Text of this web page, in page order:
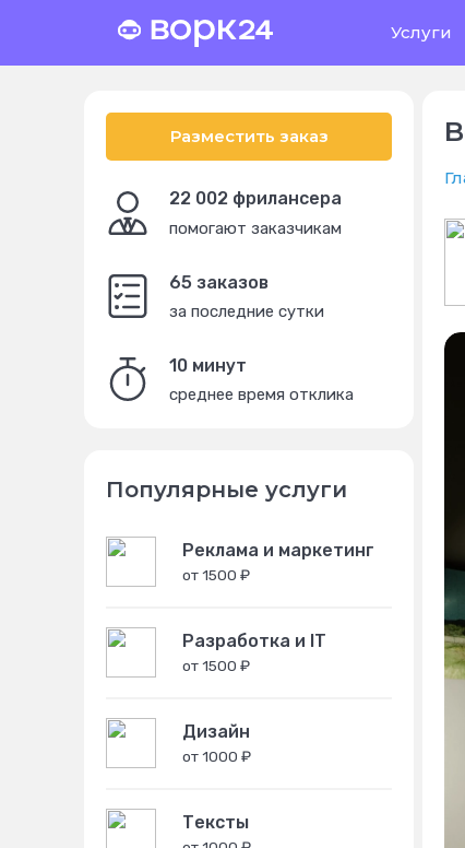
Услуги
Разместить заказ
22 002 фрилансера
помогают заказчикам
65 заказов
за последние сутки
10 минут
среднее время отклика
Популярные услуги
Реклама и маркетинг
от 1500 ₽
Разработка и IT
от 1500 ₽
Дизайн
от 1000 ₽
Тексты